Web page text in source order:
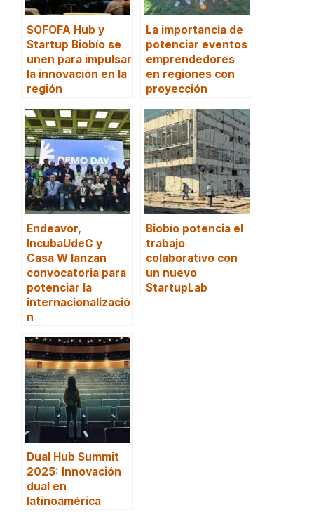
SOFOFA Hub y
Startup Biobío se
unen para impulsar
la innovación en la
región
La importancia de
potenciar eventos
emprendedores
en regiones con
proyección
Endeavor,
IncubaUdeC y
Casa W lanzan
convocatoria para
potenciar la
internacionalizació
n
Biobío potencia el
trabajo
colaborativo con
un nuevo
StartupLab
Dual Hub Summit
2025: Innovación
dual en
latinoamérica